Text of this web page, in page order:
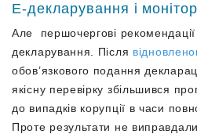
Е-декларування і
Але першочергові рекомендації
декларування. Після
обов’язкового подання
якісну перевірку збільшився
до випадків корупції в часи
Проте результати не виправдали